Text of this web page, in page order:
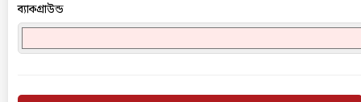
ব্যাকগ্রাউন্ড